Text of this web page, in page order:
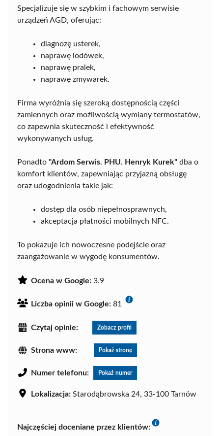
Specjalizuje się w szybkim i fachowym serwisie
urządzeń AGD, oferując:
diagnozę usterek,
naprawę lodówek,
naprawę pralek,
naprawę zmywarek.
Firma wyróżnia się szeroką dostępnością części
zamiennych oraz możliwością wymiany termostatów,
co zapewnia skuteczność i efektywność
wykonywanych usług.
Ponadto "Ardom Serwis. PHU. Henryk Kurek" dba o
komfort klientów, zapewniając przyjazną obsługę
oraz udogodnienia takie jak:
dostęp dla osób niepełnosprawnych,
akceptacja płatności mobilnych NFC.
To pokazuje ich nowoczesne podejście oraz
zaangażowanie w wygodę konsumentów.
Ocena w Google: 3.9
Liczba opinii w Google: 81
Czytaj opinie: Zobacz profil
Strona www: Pokaż stronę
Numer telefonu: Pokaż numer
Lokalizacja: Starodąbrowska 24, 33-100 Tarnów
Najczęściej doceniane przez klientów: